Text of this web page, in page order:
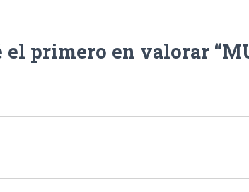
el primero en valorar